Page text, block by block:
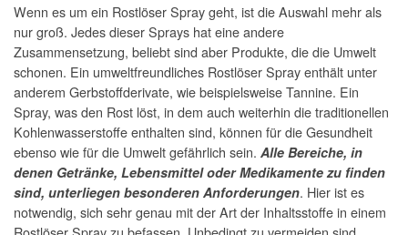
Wenn es um ein Rostlöser Spray geht, ist die Auswahl mehr als
nur groß. Jedes dieser Sprays hat eine andere
Zusammensetzung, beliebt sind aber Produkte, die die Umwelt
schonen. Ein umweltfreundliches Rostlöser Spray enthält unter
anderem Gerbstoffderivate, wie beispielsweise Tannine. Ein
Spray, was den Rost löst, in dem auch weiterhin die traditionellen
Kohlenwasserstoffe enthalten sind, können für die Gesundheit
ebenso wie für die Umwelt gefährlich sein. Alle Bereiche, in
denen Getränke, Lebensmittel oder Medikamente zu finden
sind, unterliegen besonderen Anforderungen. Hier ist es
notwendig, sich sehr genau mit der Art der Inhaltsstoffe in einem